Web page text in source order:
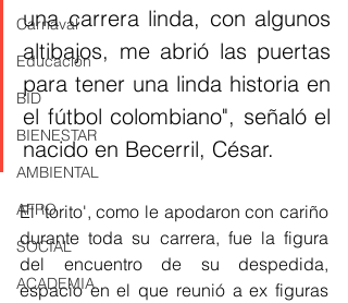
Carnaval
Educación
BID
BIENESTAR
AMBIENTAL
AFRO
SOCIAL
ACADEMIA
una carrera linda, con algunos
altibajos, me abrió las puertas
para tener una linda historia en
el fútbol colombiano", señaló el
nacido en Becerril, César.
El 'torito', como le apodaron con cariño
durante toda su carrera, fue la figura
del encuentro de su despedida,
espacio en el que reunió a ex figuras